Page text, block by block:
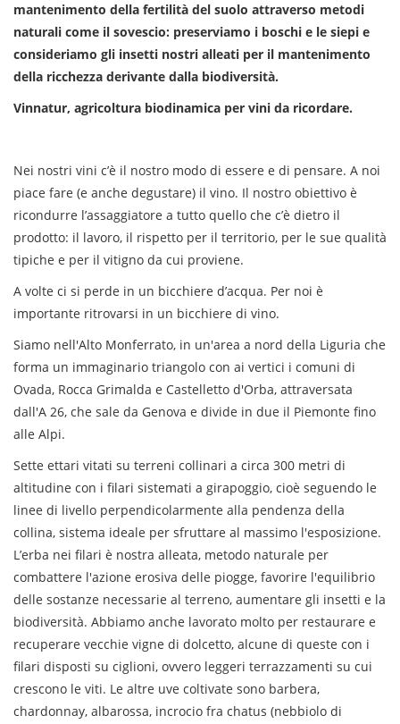
mantenimento della fertilità del suolo attraverso metodi
naturali come il sovescio: preserviamo i boschi e le siepi e
consideriamo gli insetti nostri alleati per il mantenimento
della ricchezza derivante dalla biodiversità.
Vinnatur, agricoltura biodinamica per vini da ricordare.
Nei nostri vini c’è il nostro modo di essere e di pensare. A noi
piace fare (e anche degustare) il vino. Il nostro obiettivo è
ricondurre l’assaggiatore a tutto quello che c’è dietro il
prodotto: il lavoro, il rispetto per il territorio, per le sue qualità
tipiche e per il vitigno da cui proviene.
A volte ci si perde in un bicchiere d’acqua. Per noi è
importante ritrovarsi in un bicchiere di vino.
Siamo nell'Alto Monferrato, in un'area a nord della Liguria che
forma un immaginario triangolo con ai vertici i comuni di
Ovada, Rocca Grimalda e Castelletto d'Orba, attraversata
dall'A 26, che sale da Genova e divide in due il Piemonte fino
alle Alpi.
Sette ettari vitati su terreni collinari a circa 300 metri di
altitudine con i filari sistemati a girapoggio, cioè seguendo le
linee di livello perpendicolarmente alla pendenza della
collina, sistema ideale per sfruttare al massimo l'esposizione.
L’erba nei filari è nostra alleata, metodo naturale per
combattere l'azione erosiva delle piogge, favorire l'equilibrio
delle sostanze necessarie al terreno, aumentare gli insetti e la
biodiversità. Abbiamo anche lavorato molto per restaurare e
recuperare vecchie vigne di dolcetto, alcune di queste con i
filari disposti su ciglioni, ovvero leggeri terrazzamenti su cui
crescono le viti. Le altre uve coltivate sono barbera,
chardonnay, albarossa, incrocio fra chatus (nebbiolo di